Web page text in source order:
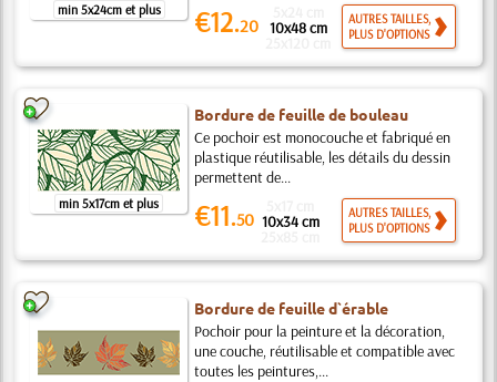
min 5x24cm et plus €12.20 10x48 cm
AUTRES TAILLES,
PLUS D'OPTIONS
min 5x17cm et plus
Bordure de feuille de bouleau
Ce pochoir est monocouche et fabriqué en
plastique réutilisable, les détails du dessin
permettent de...
€11.50 10x34 cm
AUTRES TAILLES,
PLUS D'OPTIONS
Bordure de feuille d`érable
Pochoir pour la peinture et la décoration,
une couche, réutilisable et compatible avec
toutes les peintures,...